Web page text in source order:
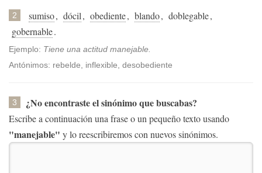
2 sumiso, dócil, obediente, blando, doblegable,
gobernable.
Ejemplo: Tiene una actitud manejable.
Antónimos: rebelde, inflexible, desobediente
3 ¿No encontraste el sinónimo que buscabas?
Escribe a continuación una frase o un pequeño texto usando
"manejable" y lo reescribiremos con nuevos sinónimos.